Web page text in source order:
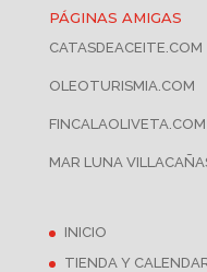
PÁGINAS AMIGAS
CATASDEACEITE.COM
OLEOTURISMIA.COM
FINCALAOLIVETA.COM
MAR LUNA
INICIO
TIENDA Y